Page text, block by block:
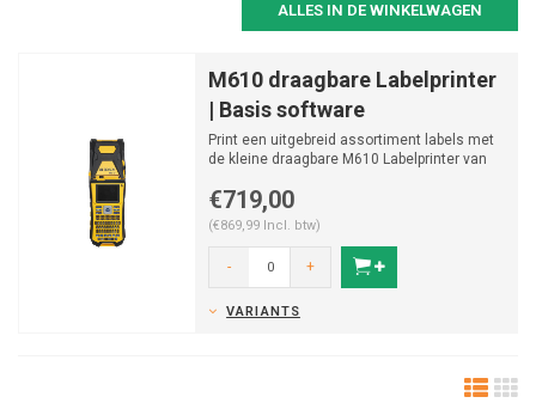
ALLES IN DE WINKELWAGEN
M610 draagbare Labelprinter
| Basis software
Print een uitgebreid assortiment labels met
de kleine draagbare M610 Labelprinter van
€719,00
(€869,99 Incl. btw)
- +
VARIANTS